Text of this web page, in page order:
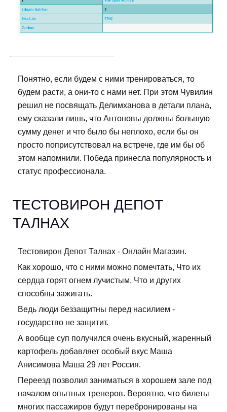
Понятно, если будем с ними тренироваться, то
будем расти, а они-то с нами нет. При этом Чувилин
решил не посвящать Делимханова в детали плана,
ему сказали лишь, что Антоновы должны большую
сумму денег и что было бы неплохо, если бы он
просто поприсутствовал на встрече, где им бы об
этом напомнили. Победа принесла популярность и
статус профессионала.
ТЕСТОВИРОН ДЕПОТ
ТАЛНАХ
Тестовирон Депот Талнах - Онлайн Магазин.
Как хорошо, что с ними можно помечтать, Что их
сердца горят огнем лучистым, Что и других
способны зажигать.
Ведь люди беззащитны перед насилием -
государство не защитит.
А вообще суп получился очень вкусный, жаренный
картофель добавляет особый вкус Маша
Анисимова Маша 29 лет Россия.
Переезд позволил заниматься в хорошем зале под
началом опытных тренеров. Вероятно, что билеты
многих пассажиров будут перебронированы на